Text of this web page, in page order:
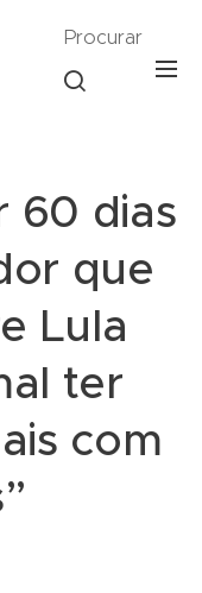
Procurar
60 dias
que
Lula
ter
com